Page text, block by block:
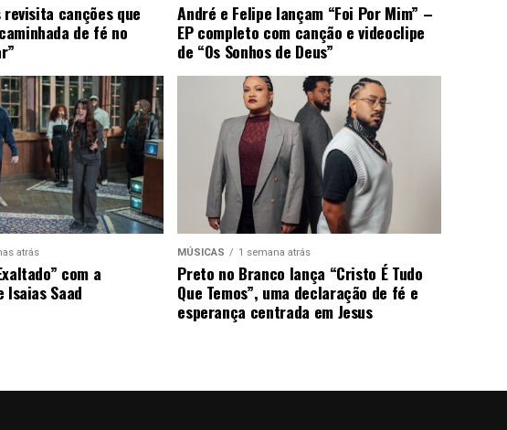
canções que
de fé no
André e Felipe lançam “Foi Por Mim” –
EP completo com canção e videoclipe
de “Os Sonhos de Deus”
atrás
com a
Saad
MÚSICAS 1 semana atrás
Preto no Branco lança “Cristo É Tudo
Que Temos”, uma declaração de fé e
esperança centrada em Jesus